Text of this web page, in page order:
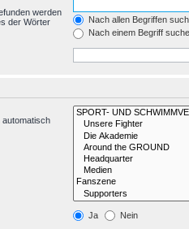
werden
der Wörter
Nach allen Begriffen
Nach einem Begriff
Ja Nein